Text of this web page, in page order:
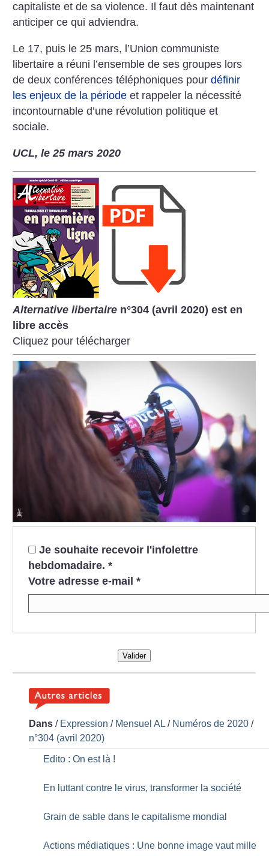
capitaliste et de sa violence. Il faut dès maintenant
anticiperce qui adviendra.
Le 17, puis le 25 mars, l’Union communiste
libertaire a réuni l’ensemble deses groupes lors
de deux conférences téléphoniques pourdéfinir
les enjeuxde la période et rappeler la nécessité
incontournable d’une révolution politique et
sociale.
UCL, le 25 mars 2020
Alternative libertaire n°304 (avril 2020) est en
libre accès
Cliquez pour télécharger
Je souhaite recevoir l'infolettre
hebdomadaire. *
Votre adresse e-mail *
Valider
Dans / Expression / Mensuel AL / Numéros de 2020 /
n°304 (avril 2020)
Edito : On est là !
En luttant contre le virus, transformer la société
Grain de sable dans le capitalisme mondial
Actions médiatiques : Une bonne image vaut mille